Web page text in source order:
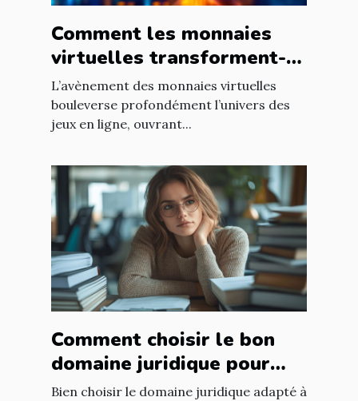
Comment les monnaies
virtuelles transforment-
elles les jeux en ligne ?
L’avènement des monnaies virtuelles
bouleverse profondément l’univers des
jeux en ligne, ouvrant...
Comment choisir le bon
domaine juridique pour
votre affaire ?
Bien choisir le domaine juridique adapté à